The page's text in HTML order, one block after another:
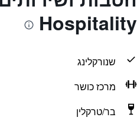
Hospitality
שנורקלינג
מרכז כושר
בר/טרקלין